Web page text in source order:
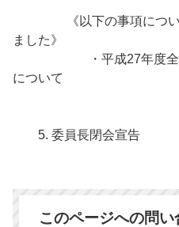
《以下の事項について
ました》
・平成27年度全国学
について
5. 委員長閉会宣告
このページへの問い